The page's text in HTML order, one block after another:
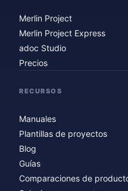
Merlin Project
Merlin Project Express
adoc Studio
Precios
RECURSOS
Manuales
Plantillas de proyectos
Blog
Guías
Comparaciones de